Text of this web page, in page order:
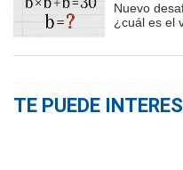
Nuevo
¿cuál es el
TE PUEDE